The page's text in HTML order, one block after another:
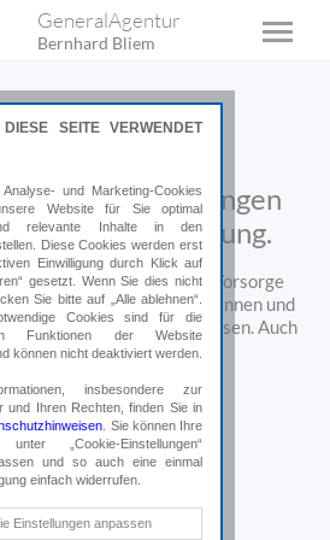
GeneralAgentur
Bernhard Bliem
Lösungen
Versicherung.
es um Sicherheit und Vorsorge
Beratung lernen wir Sie kennen und
perfekt zu Ihrem Leben passen.Auch
sind wir für Sie da.
SEITE VERWENDET
und Marketing-Cookies
Website für Sie optimal
relevante Inhalte in den
Diese Cookies werden erst
Einwilligung durch Klick auf
gesetzt. Wenn Sie dies nicht
Sie bitte auf „Alle ablehnen“.
Cookies sind für die
Funktionen der Website
können nicht deaktiviert werden.
insbesondere zur
und Ihren Rechten, finden Sie in
. Sie können Ihre
unter „Cookie-Einstellungen“
und so auch eine einmal
einfach widerrufen.
Cookies
Einstellungen anpassen